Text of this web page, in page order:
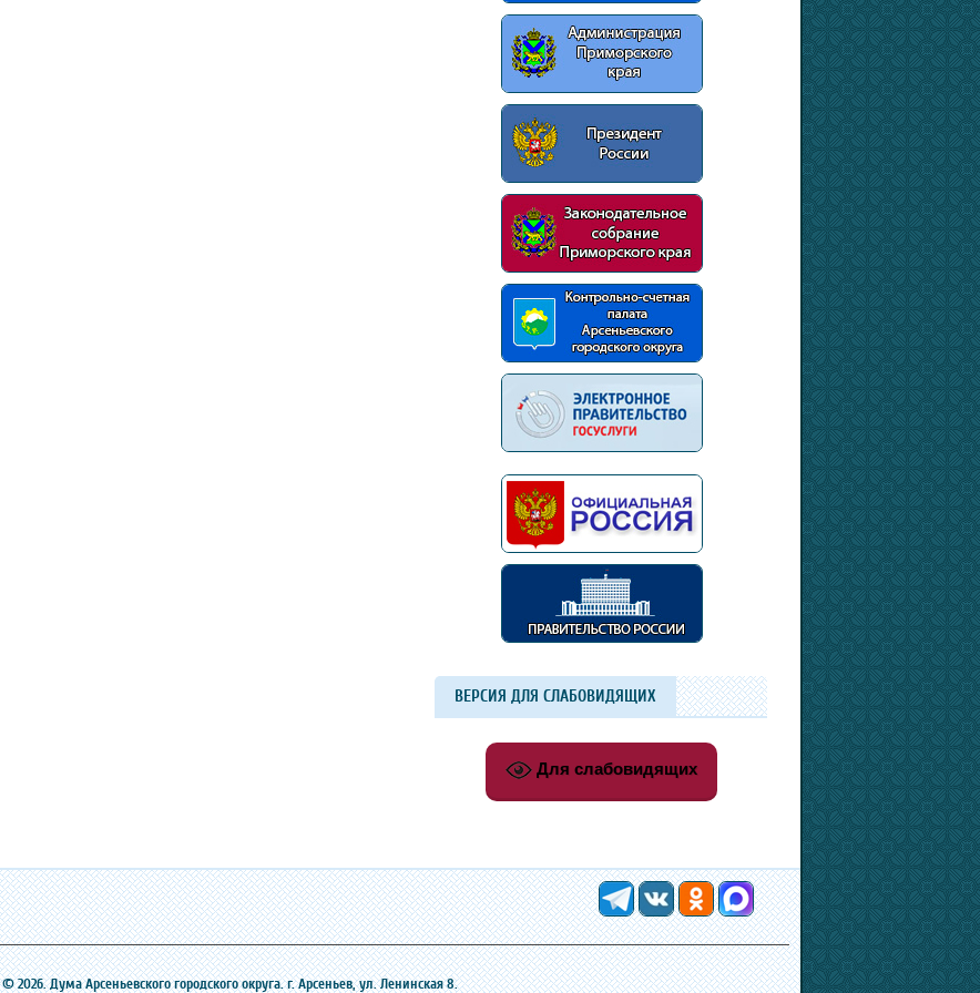
ВЕРСИЯ ДЛЯ СЛАБОВИДЯЩИХ
Для слабовидящих
© 2026. Дума Арсеньевского городского округа. г. Арсеньев, ‎ул. Ленинская 8.